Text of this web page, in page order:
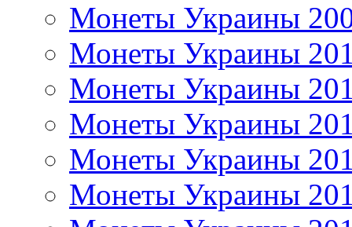
Монеты Украины
Монеты Украины
Монеты Украины
Монеты Украины
Монеты Украины
Монеты Украины